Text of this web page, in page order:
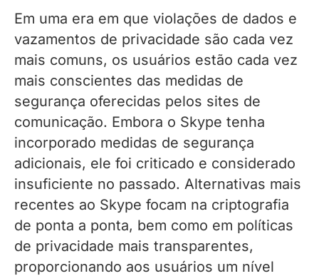
Em uma era em que violações de dados e
vazamentos de privacidade são cada vez
mais comuns, os usuários estão cada vez
mais conscientes das medidas de
segurança oferecidas pelos sites de
comunicação. Embora o Skype tenha
incorporado medidas de segurança
adicionais, ele foi criticado e considerado
insuficiente no passado. Alternativas mais
recentes ao Skype focam na criptografia
de ponta a ponta, bem como em políticas
de privacidade mais transparentes,
proporcionando aos usuários um nível